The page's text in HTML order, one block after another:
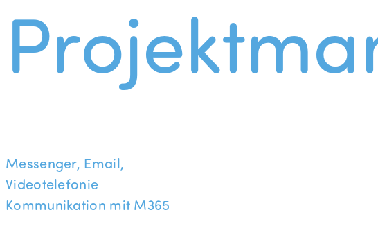
Messenger, Email,
Videotelefonie
Kommunikation mit M365